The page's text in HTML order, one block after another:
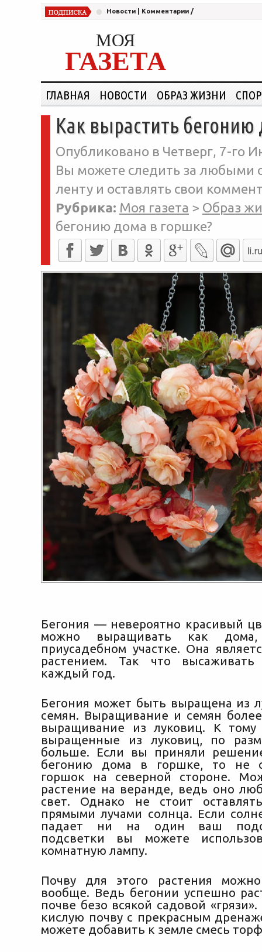
Новости Комментарии /
МОЯ
ГАЗЕТА
ГЛАВНАЯ НОВОСТИ ОБРАЗ ЖИЗНИ
Как вырастить бегонию
Опубликовано в Четверг, 7-го
Вы можете следить за любыми
ленту и оставлять свои
Рубрика: Моя газета > Образ
бегонию дома в горшке?
Бегония — невероятно красивый
можно выращивать как
приусадебном участке. Она
растением. Так что
каждый год.
Бегония может быть выращена из
семян. Выращивание и семян
выращивание из луковиц. К тому
выращенные из луковиц, по
больше. Если вы приняли
бегонию дома в горшке, то не
горшок на северной стороне.
растение на веранде, ведь оно
свет. Однако не стоит
прямыми лучами солнца. Если
падает ни на один ваш
подсветки вы можете
комнатную лампу.
Почву для этого растения
вообще. Ведь бегонии успешно
почве безо всякой садовой
кислую почву с прекрасным
можете добавить к земле смесь